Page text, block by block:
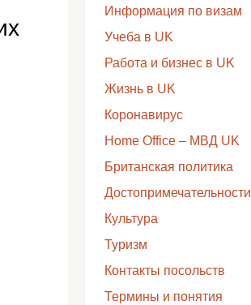
Информация по визам
Учеба в UK
Работа и бизнес в UK
Жизнь в UK
Коронавирус
Home Office – МВД UK
Британская политика
Достопримечательности
Культура
Туризм
Контакты посольств
Термины и понятия